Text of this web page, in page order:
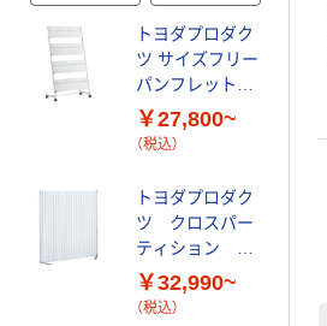
トヨダプロダク
ツ サイズフリー
パンフレットス
タンド PS-740
￥27,800~
（税込）
トヨダプロダク
ツ クロスパー
ティション 伸
縮型スクリー
ン 高さ
￥32,990~
（税込）